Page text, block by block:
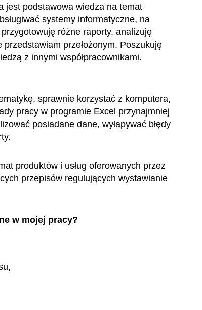
jest podstawowa wiedza na temat
systemy informatyczne, na
różne raporty, analizuję
przełożonym. Poszukuję
z innymi współpracownikami.
sprawnie korzystać z komputera,
pracy w programie Excel przynajmniej
posiadane dane, wyłapywać błędy
produktów i usług oferowanych przez
przepisów regulujących wystawianie
w mojej pracy?